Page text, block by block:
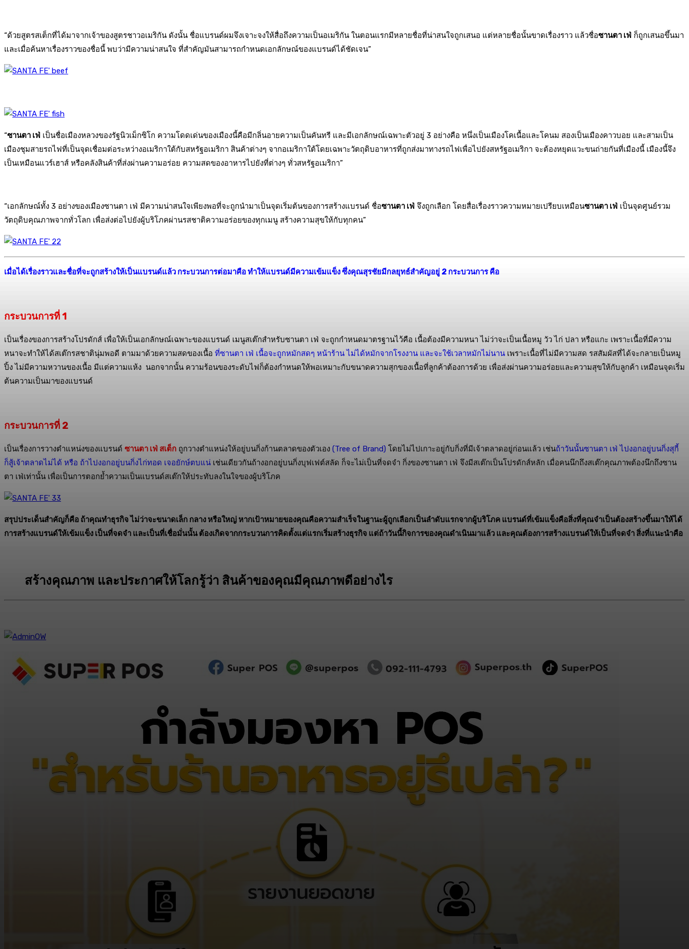
“ด้วยสูตรสเต็กที่ได้มาจากเจ้าของสูตรชาวอเมริกัน ดังนั้น ชื่อแบรนด์ผมจึงเจาะจงให้สื่อถึงความเป็นอเมริกัน ในตอนแรกมีหลายชื่อที่น่าสนใจถูกเสนอ แต่หลายชื่อนั้นขาดเรื่องราว แล้วชื่อซานตา เฟ่ ก็ถูกเสนอขึ้นมา
และเมื่อค้นหาเรื่องราวของชื่อนี้ พบว่ามีความน่าสนใจ ที่สำคัญมันสามารถกำหนดเอกลักษณ์ของแบรนด์ได้ชัดเจน”
“ซานตา เฟ่ เป็นชื่อเมืองหลวงของรัฐนิวเม็กซิโก ความโดดเด่นของเมืองนี้คือมีกลิ่นอายความเป็นคันทรี และมีเอกลักษณ์เฉพาะตัวอยู่ 3 อย่างคือ หนึ่งเป็นเมืองโคเนื้อและโคนม สองเป็นเมืองคาวบอย และสามเป็น
เมืองชุมสายรถไฟที่เป็นจุดเชื่อมต่อระหว่างอเมริกาใต้กับสหรัฐอเมริกา สินค้าต่างๆ จากอเมริกาใต้โดยเฉพาะวัตถุดิบอาหารที่ถูกส่งมาทางรถไฟเพื่อไปยังสหรัฐอเมริกา จะต้องหยุดแวะขนถ่ายกันที่เมืองนี้ เมืองนี้จึง
เป็นเหมือนแวร์เฮาส์ หรือคลังสินค้าที่ส่งผ่านความอร่อย ความสดของอาหารไปยังที่ต่างๆ ทั่วสหรัฐอเมริกา”
“เอกลักษณ์ทั้ง 3 อย่างของเมืองซานตา เฟ่ มีความน่าสนใจเพียงพอที่จะถูกนำมาเป็นจุดเริ่มต้นของการสร้างแบรนด์ ชื่อซานตา เฟ่ จึงถูกเลือก โดยสื่อเรื่องราวความหมายเปรียบเหมือนซานตา เฟ่ เป็นจุดศูนย์รวม
วัตถุดิบคุณภาพจากทั่วโลก เพื่อส่งต่อไปยังผู้บริโภคผ่านรสชาติความอร่อยของทุกเมนู สร้างความสุขให้กับทุกคน”
เมื่อได้เรื่องราวและชื่อที่จะถูกสร้างให้เป็นแบรนด์แล้ว กระบวนการต่อมาคือ ทำให้แบรนด์มีความเข้มแข็ง ซึ่งคุณสุรชัยมีกลยุทธ์สำคัญอยู่ 2 กระบวนการ คือ
กระบวนการที่ 1
เป็นเรื่องของการสร้างโปรดักส์ เพื่อให้เป็นเอกลักษณ์เฉพาะของแบรนด์ เมนูสเต๊กสำหรับซานตา เฟ่ จะถูกกำหนดมาตรฐานไว้คือ เนื้อต้องมีความหนา ไม่ว่าจะเป็นเนื้อหมู วัว ไก่ ปลา หรือแกะ เพราะเนื้อที่มีความ
หนาจะทำให้ได้สเต๊กรสชาตินุ่มพอดี ตามมาด้วยความสดของเนื้อ ที่ซานตา เฟ่ เนื้อจะถูกหมักสดๆ หน้าร้าน ไม่ได้หมักจากโรงงาน และจะใช้เวลาหมักไม่นาน เพราะเนื้อที่ไม่มีความสด รสสัมผัสที่ได้จะกลายเป็นหมู
ปิ้ง ไม่มีความหวานของเนื้อ มีแต่ความแห้ง นอกจากนั้น ความร้อนของระดับไฟก็ต้องกำหนดให้พอเหมาะกับขนาดความสุกของเนื้อที่ลูกค้าต้องการด้วย เพื่อส่งผ่านความอร่อยและความสุขให้กับลูกค้า เหมือนจุดเริ่ม
ต้นความเป็นมาของแบรนด์
กระบวนการที่ 2
เป็นเรื่องการวางตำแหน่งของแบรนด์ ซานตา เฟ่ สเต็ก ถูกวางตำแหน่งให้อยู่บนกิ่งก้านตลาดของตัวเอง (Tree of Brand) โดยไม่ไปเกาะอยู่กับกิ่งที่มีเจ้าตลาดอยู่ก่อนแล้ว เช่นถ้าวันนั้นซานตา เฟ่ ไปงอกอยู่บนกิ่งสุกี้
ก็สู้เจ้าตลาดไม่ได้ หรือ ถ้าไปงอกอยู่บนกิ่งไก่ทอด เจอยักษ์ตบแน่ เช่นเดียวกันถ้างอกอยู่บนกิ่งบุฟเฟต์สลัด ก็จะไม่เป็นที่จดจำ กิ่งของซานตา เฟ่ จึงมีสเต๊กเป็นโปรดักส์หลัก เมื่อคนนึกถึงสเต๊กคุณภาพต้องนึกถึงซาน
ตา เฟ่เท่านั้น เพื่อเป็นการตอกย้ำความเป็นแบรนด์สเต๊กให้ประทับลงในใจของผู้บริโภค
สรุปประเด็นสำคัญก็คือ ถ้าคุณทำธุรกิจ ไม่ว่าจะขนาดเล็ก กลาง หรือใหญ่ หากเป้าหมายของคุณคือความสำเร็จในฐานะผู้ถูกเลือกเป็นลำดับแรกจากผู้บริโภค แบรนด์ที่เข้มแข็งคือสิ่งที่คุณจำเป็นต้องสร้างขึ้นมาให้ได้
การสร้างแบรนด์ให้เข้มแข็ง เป็นที่จดจำ และเป็นที่เชื่อมั่นนั้น ต้องเกิดจากกระบวนการคิดตั้งแต่แรกเริ่มสร้างธุรกิจ แต่ถ้าวันนี้กิจการของคุณดำเนินมาแล้ว และคุณต้องการสร้างแบรนด์ให้เป็นที่จดจำ สิ่งที่แนะนำคือ
สร้างคุณภาพ และประกาศให้โลกรู้ว่า สินค้าของคุณมีคุณภาพดีอย่างไร